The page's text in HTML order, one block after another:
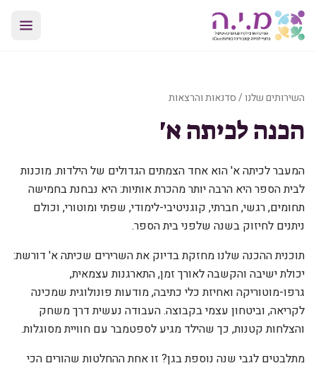
השירותים שלנו/סדנאות והרצאות
הכנה לכיתה א'
המעבר לכיתה א' הוא אחד הצמתים הגדולים של הילדות. מוכנות
לבית הספר היא הרבה יותר מהכרת אותיות: היא נבחנת בחמישה
תחומים, רגשי, חברתי, קוגניטיבי-לימודי, שפתי ומוטורי, וכולם
ניתנים לחיזוק בשנה שלפני בית הספר.
תוכנית ההכנה שלנו מחזקת בדיוק את השרירים שכיתה א' דורשת:
יכולת ישיבה והקשבה לאורך זמן, התארגנות עצמאית,
גרפו-מוטוריקה ואחיזת כלי כתיבה, מודעות פונולוגית שמכינה
לקריאה, וביטחון עצמי בקבוצה. העבודה נעשית דרך משחק
והצלחות קטנות, כך שהילד מגיע לספטמבר עם חוויית מסוגלות.
מתלבטים לגבי שנה נוספת בגן? זו אחת ההחלטות שהורים הכי